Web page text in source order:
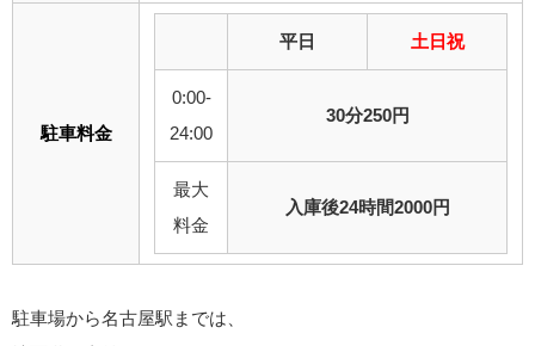
駐車料金
平日 土日祝
0:00-
24:00
30分250円
最大
料金
入庫後24時間2000円
駐車場から名古屋駅までは、